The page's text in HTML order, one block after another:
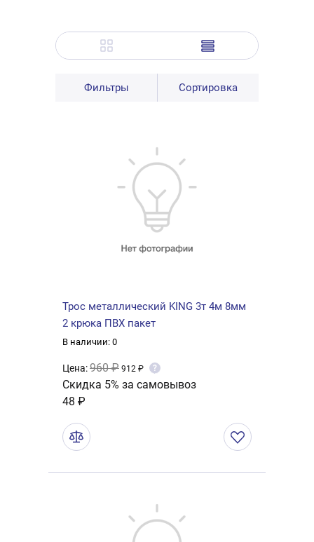
Фильтры Сортировка
Трос металлический KING 3т 4м 8мм
2 крюка ПВХ пакет
В наличии: 0
Цена:960 ₽ 912 ₽ ?
Скидка 5% за самовывоз
48 ₽